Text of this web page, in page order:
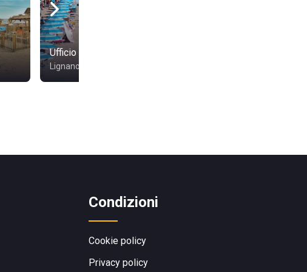
Ufficio Spiaggia 14
Lignano Sabbiadoro
Condizioni
Cookie policy
Privacy policy